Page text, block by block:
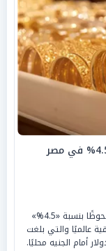
«مكاسب قياسية بالصاغة».. الذهب يقفز 4.5% في مصر
سجلت أسعار الذهب في الأسواق المصرية ارتفاعًا ملحوظًا بنسبة «4.5%»
عالميًا والتي بلغت